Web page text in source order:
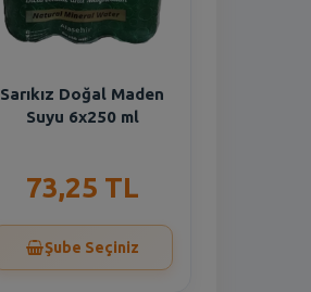
Sarıkız Doğal Maden
Suyu 6x250 ml
73,25 TL
Şube Seçiniz